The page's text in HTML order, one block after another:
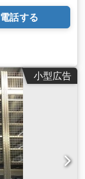
電話する
小型広告